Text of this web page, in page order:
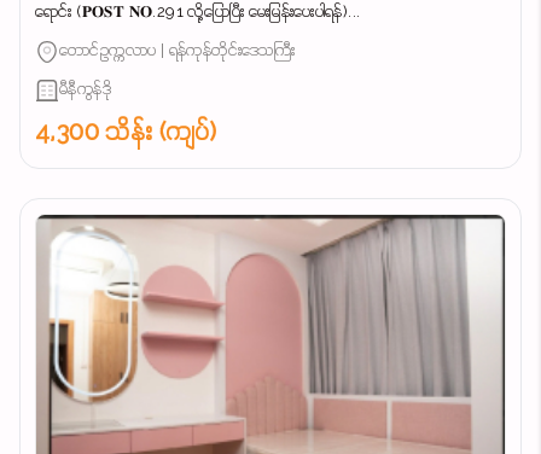
ရောင်း (𝐏𝐎𝐒𝐓 𝐍𝐎.291 လို့ပြောပြီး မေးမြန်းပေးပါရန်)...
တောင်ဥက္ကလာပ | ရန်ကုန်တိုင်းဒေသကြီး
မီနီကွန်ဒို
4,300 သိန်း (ကျပ်)